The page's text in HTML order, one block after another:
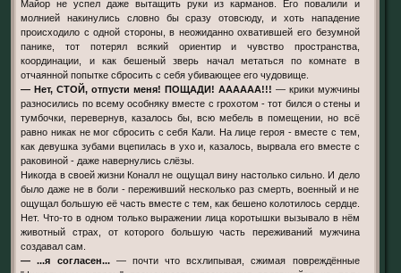
Майор не успел даже вытащить руки из карманов. Его повалили и
молнией накинулись словно бы сразу отовсюду, и хоть нападение
происходило с одной стороны, в неожиданно охватившей его безумной
панике, тот потерял всякий ориентир и чувство пространства,
координации, и как бешеный зверь начал метаться по комнате в
отчаянной попытке сбросить с себя убивающее его чудовище.
— Нет, СТОЙ, отпусти меня! ПОЩАДИ! АААААА!!! — крики мужчины
разносились по всему особняку вместе с грохотом - тот бился о стены и
тумбочки, перевернув, казалось бы, всю мебель в помещении, но всё
равно никак не мог сбросить с себя Кали. На лице героя - вместе с тем,
как девушка зубами вцепилась в ухо и, казалось, вырвала его вместе с
раковиной - даже навернулись слёзы.
Никогда в своей жизни Коналл не ощущал вину настолько сильно. И дело
было даже не в боли - переживший несколько раз смерть, военный и не
ощущал большую её часть вместе с тем, как бешено колотилось сердце.
Нет. Что-то в одном только выражении лица коротышки вызывало в нём
животный страх, от которого большую часть переживаний мужчина
создавал сам.
— ...я согласен...— почти что всхлипывая, сжимая повреждённые